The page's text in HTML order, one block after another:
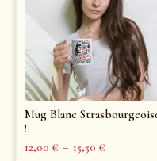
Mug Blanc
!
12,00 € – 15,50 €